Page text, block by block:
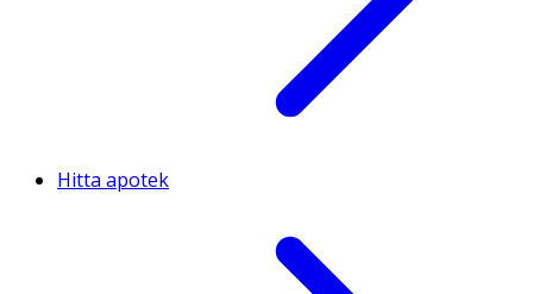
Hitta apotek